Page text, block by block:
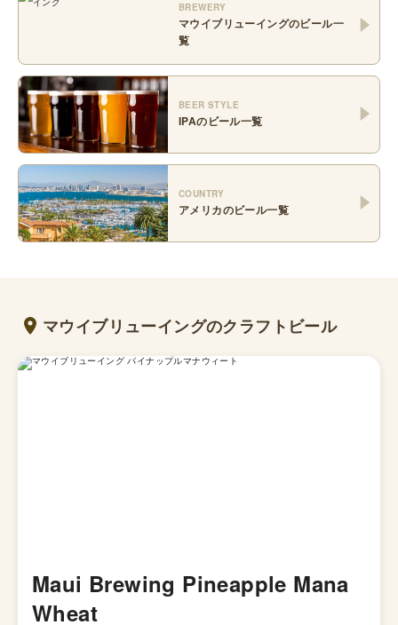
BREWERY
マウイブリューイングのビール一
覧
BEER STYLE
IPAのビール一覧
COUNTRY
アメリカのビール一覧
マウイブリューイングのクラフトビール
Maui Brewing Pineapple Mana
Wheat